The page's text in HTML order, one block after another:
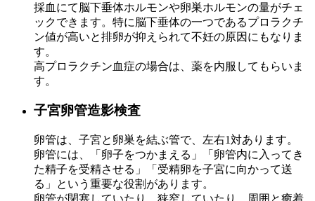
採血にて脳下垂体ホルモンや卵巣ホルモンの量がチェ
ックできます。特に脳下垂体の一つであるプロラクチ
ン値が高いと排卵が抑えられて不妊の原因にもなりま
す。
高プロラクチン血症の場合は、薬を内服してもらいま
す。
子宮卵管造影検査
卵管は、子宮と卵巣を結ぶ管で、左右1対あります。
卵管には、「卵子をつかまえる」「卵管内に入ってき
た精子を受精させる」「受精卵を子宮に向かって送
る」という重要な役割があります。
卵管が閉塞していたり、狭窄していたり、周囲と癒着